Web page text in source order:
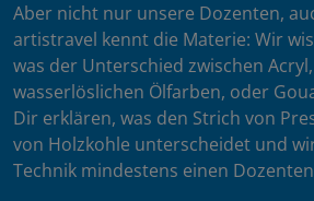
Aber nicht nur unsere Dozenten,
artistravel kennt die Materie: Wir
was der Unterschied zwischen
wasserlöslichen Ölfarben, oder
Dir erklären, was den Strich von
von Holzkohle unterscheidet und
Technik mindestens einen